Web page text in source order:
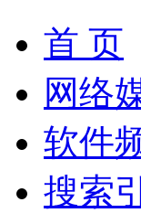
首 页
网络
软件
搜索